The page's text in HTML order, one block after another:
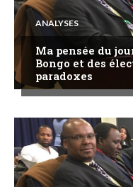
ANALYSES
Ma pensée du
Bongo et des
paradoxes